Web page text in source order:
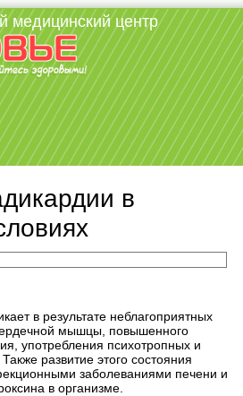
медицинский центр
в
в результате неблагоприятных
мышцы, повышенного
употребления психотропных и
развитие этого состояния
заболеваниями печени и
в организме.